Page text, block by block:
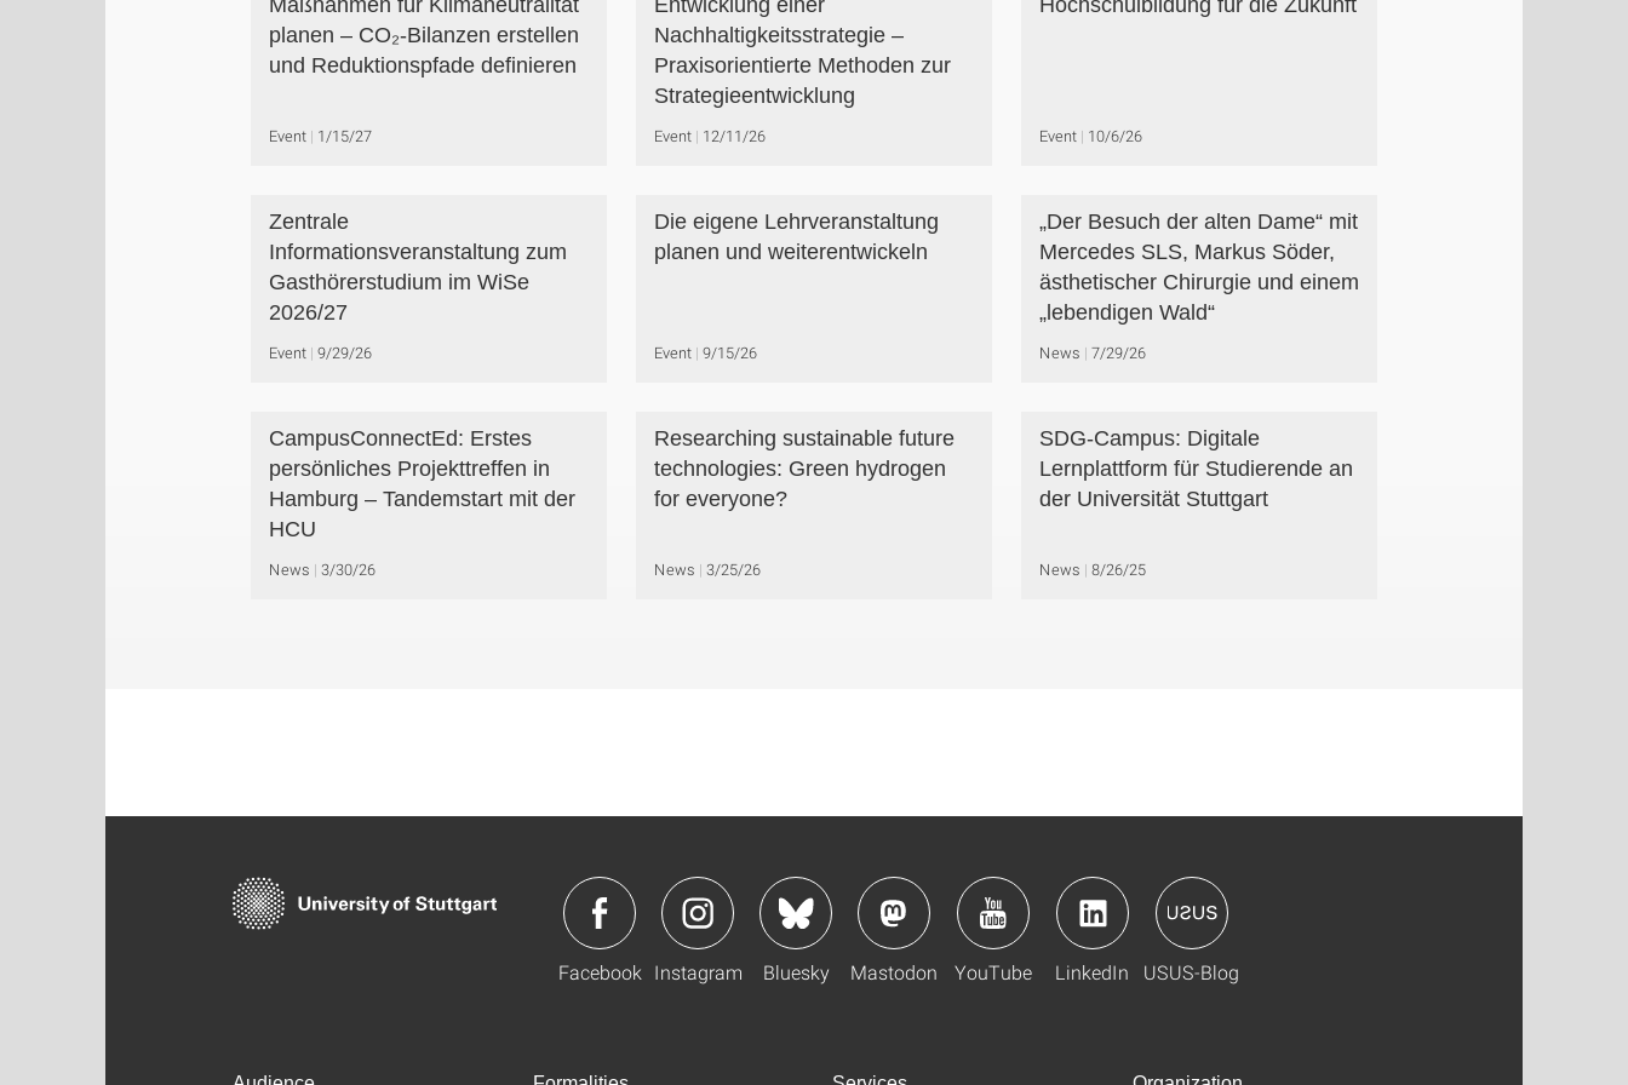
Maßnahmen für Klimaneutralität
planen – CO₂-Bilanzen erstellen
und Reduktionspfade definieren
Event 1/15/27
Entwicklung einer
Nachhaltigkeitsstrategie –
Praxisorientierte Methoden zur
Strategieentwicklung
Event 12/11/26
Hochschulbildung für die Zukunft
Event 10/6/26
Zentrale
Informationsveranstaltung zum
Gasthörerstudium im WiSe
2026/27
Event 9/29/26
Die eigene Lehrveranstaltung
planen und weiterentwickeln
Event 9/15/26
„Der Besuch der alten Dame“ mit
Mercedes SLS, Markus Söder,
ästhetischer Chirurgie und einem
„lebendigen Wald“
News 7/29/26
CampusConnectEd: Erstes
persönliches Projekttreffen in
Hamburg – Tandemstart mit der
HCU
News 3/30/26
Researching sustainable future
technologies: Green hydrogen
for everyone?
News 3/25/26
SDG-Campus: Digitale
Lernplattform für Studierende an
der Universität Stuttgart
News 8/26/25
Facebook Instagram Bluesky Mastodon YouTube LinkedIn USUS-Blog